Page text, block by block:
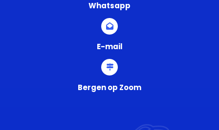
Whatsapp
E-mail
Bergen op Zoom